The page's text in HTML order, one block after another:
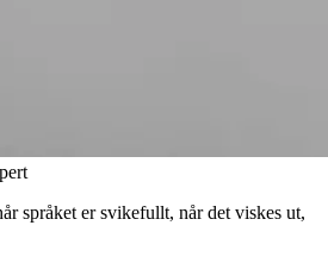
språket er svikefullt, når det viskes ut,